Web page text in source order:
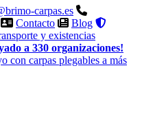
carpas.es
Contacto
Blog
y existencias
a 330 organizaciones!